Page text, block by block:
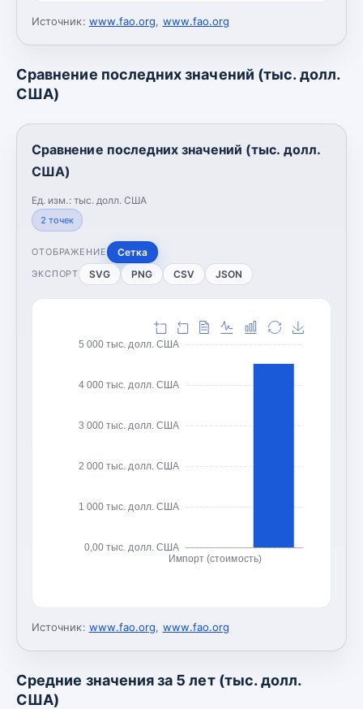
Источник: www.fao.org, www.fao.org
Сравнение последних значений (тыс. долл.
США)
Сравнение последних значений (тыс. долл.
США)
Ед. изм.: тыс. долл. США
2 точек
ОТОБРАЖЕНИЕ Сетка
ЭКСПОРТ SVG PNG CSV JSON
0,00 тыс. долл. США
1 000 тыс. долл. США
2 000 тыс. долл. США
3 000 тыс. долл. США
4 000 тыс. долл. США
5 000 тыс. долл. США
Импорт (стоимость)
Источник: www.fao.org, www.fao.org
Средние значения за 5 лет (тыс. долл.
США)